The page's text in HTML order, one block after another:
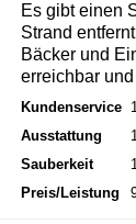
Es gibt einen
Strand
Bäcker und
erreichbar
Kundenservice
Ausstattung
Sauberkeit
Preis/Leistung